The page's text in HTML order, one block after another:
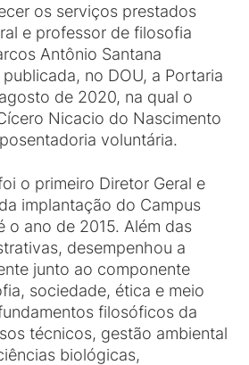
os serviços prestados
e professor de filosofia
Antônio Santana
no DOU, a Portaria
de 2020, na qual o
Nicacio do Nascimento
voluntária.
o primeiro Diretor Geral e
implantação do Campus
o ano de 2015. Além das
desempenhou a
junto ao componente
sociedade, ética e meio
filosóficos da
técnicos, gestão ambiental
biológicas,